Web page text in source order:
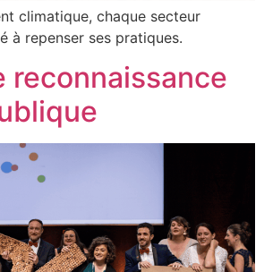
climatique, chaque secteur
à repenser ses pratiques.
reconnaissance